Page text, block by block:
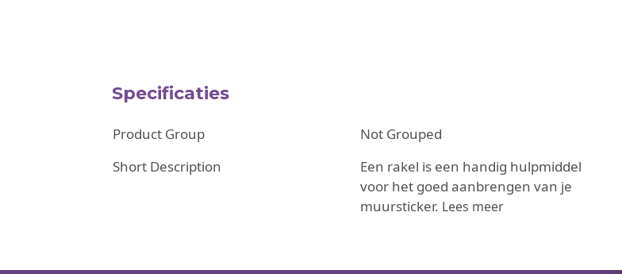
Specificaties
Product Group
Not Grouped
Short Description
Een rakel is een handig hulpmiddel
voor het goed aanbrengen van je
muursticker. Lees meer